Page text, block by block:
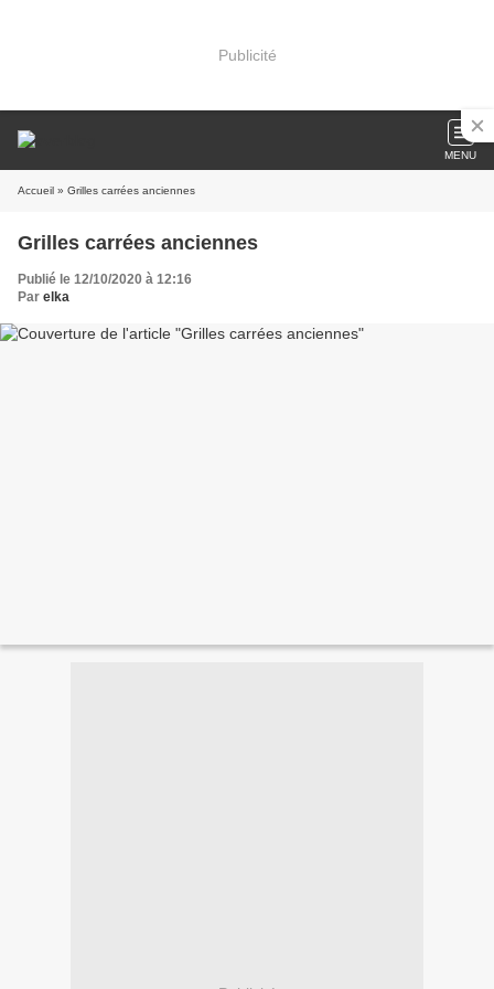
Publicité
MENU
Accueil » Grilles carrées anciennes
Grilles carrées anciennes
Publié le 12/10/2020 à 12:16
Par elka